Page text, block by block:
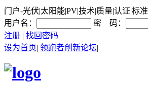
门户-光伏|太阳能|PV|技术|质量|认证|标准
用户名：
密 码：
注册 | 找回密码
设为首页| 领跑者创新论坛|